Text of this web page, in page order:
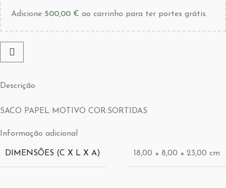
Adicione 500,00 € ao carrinho para ter portes grátis.
Descrição
SACO PAPEL MOTIVO COR:SORTIDAS
Informação adicional
DIMENSÕES (C X L X A) 18,00 × 8,00 × 23,00 cm